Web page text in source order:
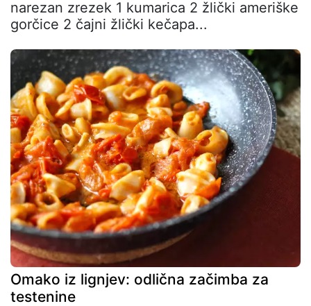
narezan zrezek 1 kumarica 2 žlički ameriške
gorčice 2 čajni žlički kečapa...
Omako iz lignjev: odlična začimba za
testenine